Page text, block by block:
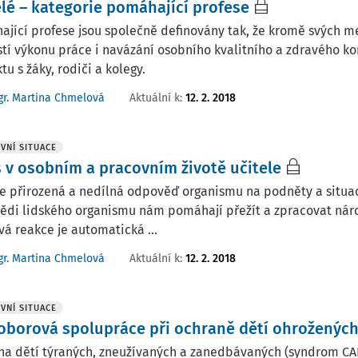
– kategorie pomáhající profese
profese jsou společně definovány tak, že kromě svých
výkonu práce i navázání osobního kvalitního a zdravého
s žáky, rodiči a kolegy.
Martina Chmelová Aktuální k: 12. 2. 2018
SITUACE
v osobním a pracovním životě učitele
přirozená a nedílná odpověď organismu na podněty a
lidského organismu nám pomáhají přežít a zpracovat
reakce je automatická ...
Martina Chmelová Aktuální k: 12. 2. 2018
SITUACE
spolupráce při ochraně dětí
dětí týraných, zneužívaných a zanedbávaných (syndrom